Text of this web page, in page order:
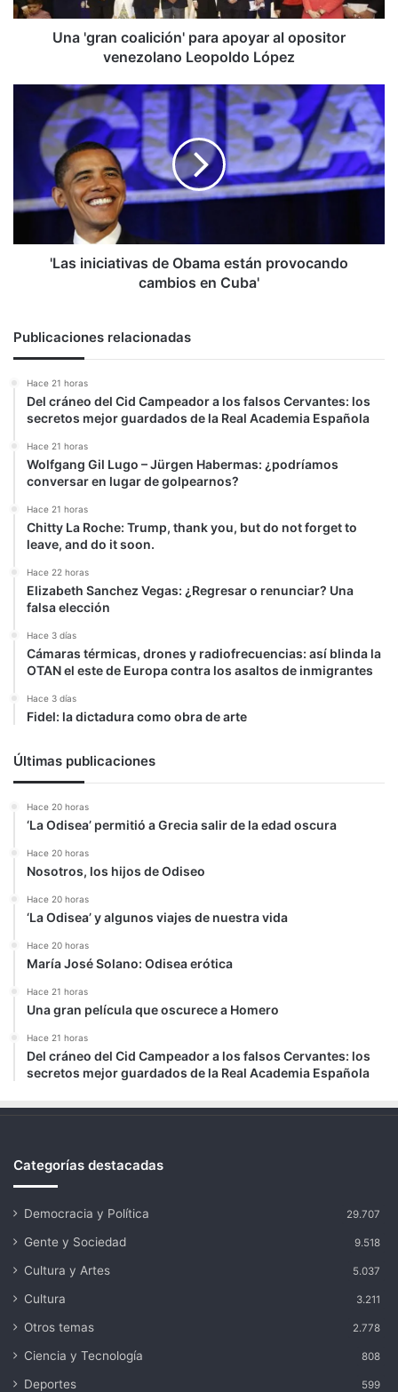
Leopoldo
Una 'gran coalición' para apoyar al opositor
venezolano Leopoldo López
'Las
iniciativas
Obama
están
provocando
cambios
Cuba'
'Las iniciativas de Obama están provocando
cambios en Cuba'
Publicaciones relacionadas
Hace 21 horas
Del cráneo del Cid Campeador a los falsos Cervantes: los
secretos mejor guardados de la Real Academia Española
Hace 21 horas
Wolfgang Gil Lugo – Jürgen Habermas: ¿podríamos
conversar en lugar de golpearnos?
Hace 21 horas
Chitty La Roche: Trump, thank you, but do not forget to
leave, and do it soon.
Hace 22 horas
Elizabeth Sanchez Vegas: ¿Regresar o renunciar? Una
falsa elección
Hace 3 días
Cámaras térmicas, drones y radiofrecuencias: así blinda la
OTAN el este de Europa contra los asaltos de inmigrantes
Hace 3 días
Fidel: la dictadura como obra de arte
Últimas publicaciones
Hace 20 horas
‘La Odisea’ permitió a Grecia salir de la edad oscura
Hace 20 horas
Nosotros, los hijos de Odiseo
Hace 20 horas
‘La Odisea’ y algunos viajes de nuestra vida
Hace 20 horas
María José Solano: Odisea erótica
Hace 21 horas
Una gran película que oscurece a Homero
Hace 21 horas
Del cráneo del Cid Campeador a los falsos Cervantes: los
secretos mejor guardados de la Real Academia Española
Categorías destacadas
Democracia y Política 29.707
Gente y Sociedad 9.518
Cultura y Artes 5.037
Cultura 3.211
Otros temas 2.778
Ciencia y Tecnología 808
Deportes 599